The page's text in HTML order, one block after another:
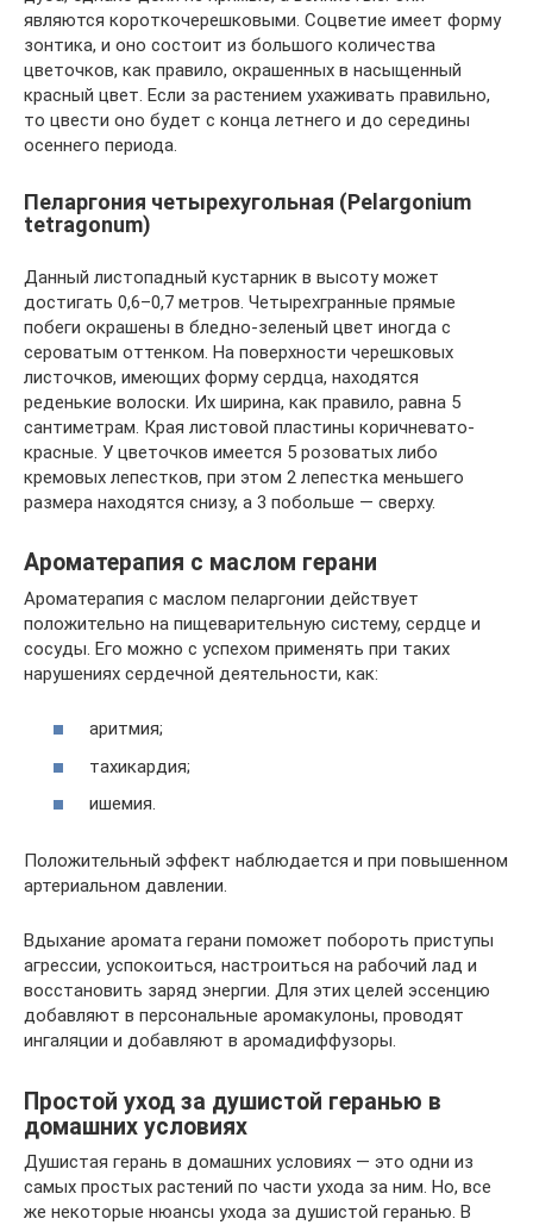
являются короткочерешковыми. Соцветие имеет форму
зонтика, и оно состоит из большого количества
цветочков, как правило, окрашенных в насыщенный
красный цвет. Если за растением ухаживать правильно,
то цвести оно будет с конца летнего и до середины
осеннего периода.
Пеларгония четырехугольная (Pelargonium
tetragonum)
Данный листопадный кустарник в высоту может
достигать 0,6–0,7 метров. Четырехгранные прямые
побеги окрашены в бледно-зеленый цвет иногда с
сероватым оттенком. На поверхности черешковых
листочков, имеющих форму сердца, находятся
реденькие волоски. Их ширина, как правило, равна 5
сантиметрам. Края листовой пластины коричневато-
красные. У цветочков имеется 5 розоватых либо
кремовых лепестков, при этом 2 лепестка меньшего
размера находятся снизу, а 3 побольше ― сверху.
Ароматерапия с маслом герани
Ароматерапия с маслом пеларгонии действует
положительно на пищеварительную систему, сердце и
сосуды. Его можно с успехом применять при таких
нарушениях сердечной деятельности, как:
аритмия;
тахикардия;
ишемия.
Положительный эффект наблюдается и при повышенном
артериальном давлении.
Вдыхание аромата герани поможет побороть приступы
агрессии, успокоиться, настроиться на рабочий лад и
восстановить заряд энергии. Для этих целей эссенцию
добавляют в персональные аромакулоны, проводят
ингаляции и добавляют в аромадиффузоры.
Простой уход за душистой геранью в
домашних условиях
Душистая герань в домашних условиях — это одни из
самых простых растений по части ухода за ним. Но, все
же некоторые нюансы ухода за душистой геранью. В